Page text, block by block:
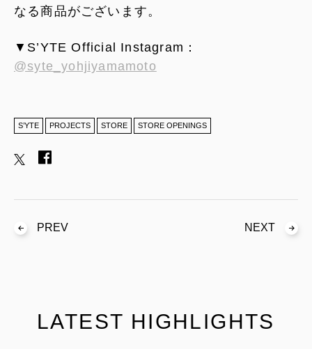
なる商品がございます。
▼S’YTE Official Instagram：
@syte_yohjiyamamoto
S’YTE PROJECTS STORE STORE OPENINGS
PREV NEXT
LATEST HIGHLIGHTS